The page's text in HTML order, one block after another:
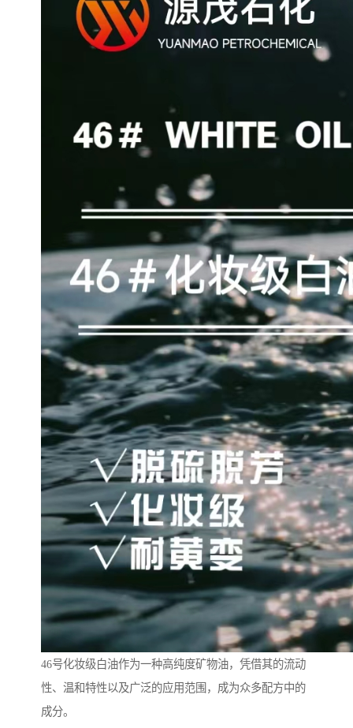
46号化妆级白油作为一种高纯度矿物油，凭借其的流动
性、温和特性以及广泛的应用范围，成为众多配方中的
成分。